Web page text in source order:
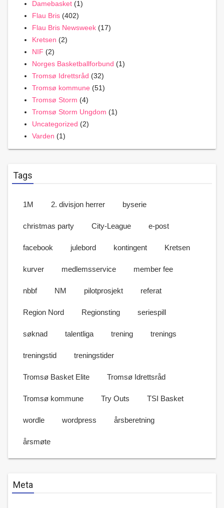
Damebasket (1)
Flau Bris (402)
Flau Bris Newsweek (17)
Kretsen (2)
NIF (2)
Norges Basketballforbund (1)
Tromsø Idrettsråd (32)
Tromsø kommune (51)
Tromsø Storm (4)
Tromsø Storm Ungdom (1)
Uncategorized (2)
Varden (1)
Tags
1M 2. divisjon herrer byserie
christmas party City-League e-post
facebook julebord kontingent Kretsen
kurver medlemsservice member fee
nbbf NM pilotprosjekt referat
Region Nord Regionsting seriespill
søknad talentliga trening trenings
treningstid treningstider
Tromsø Basket Elite Tromsø Idrettsråd
Tromsø kommune Try Outs TSI Basket
wordle wordpress årsberetning
årsmøte
Meta